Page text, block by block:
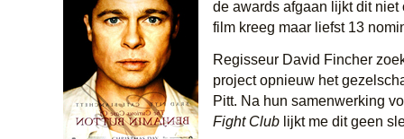
de awards afgaan lijkt dit niet
film kreeg maar liefst 13
Regisseur David Fincher
project opnieuw het
Pitt. Na hun samenwerking
Fight Club lijkt me dit geen